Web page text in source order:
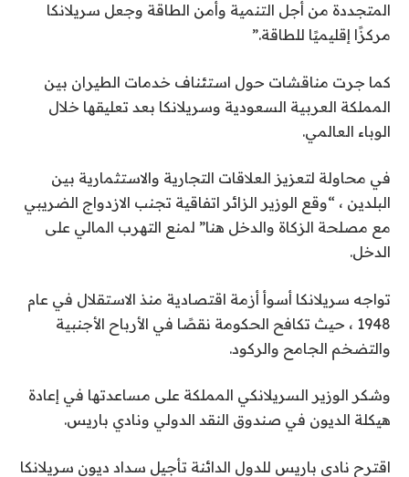
المتجددة من أجل التنمية وأمن الطاقة وجعل سريلانكا
مركزًا إقليميًا للطاقة.”
كما جرت مناقشات حول استئناف خدمات الطيران بين
المملكة العربية السعودية وسريلانكا بعد تعليقها خلال
الوباء العالمي.
في محاولة لتعزيز العلاقات التجارية والاستثمارية بين
البلدين ، “وقع الوزير الزائر اتفاقية تجنب الازدواج الضريبي
مع مصلحة الزكاة والدخل هنا” لمنع التهرب المالي على
الدخل.
تواجه سريلانكا أسوأ أزمة اقتصادية منذ الاستقلال في عام
1948 ، حيث تكافح الحكومة نقصًا في الأرباح الأجنبية
والتضخم الجامح والركود.
وشكر الوزير السريلانكي المملكة على مساعدتها في إعادة
هيكلة الديون في صندوق النقد الدولي ونادي باريس.
اقترح نادي باريس للدول الدائنة تأجيل سداد ديون سريلانكا